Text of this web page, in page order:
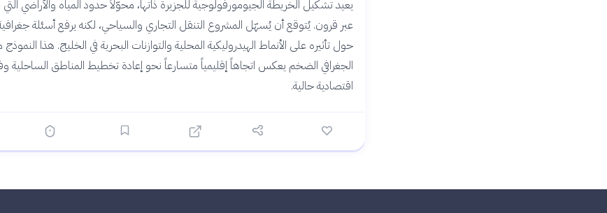
يعيد تشكيل الخريطة الجيومورفولوجية للجزيرة ذاتها، محوّلاً حدود المياه والأراضي
عبر قرون. يُتوقع أن يُسهّل المشروع التنقل التجاري والسياحي، لكنه يرفع أسئلة
حول تأثيره على الأنماط الهيدروليكية المحلية والتوازنات البحرية في الخليج. هذا
الجغرافي الضخم يعكس اتجاهاً إقليمياً متسارعاً نحو إعادة تخطيط المناطق الساحلية
اقتصادية حالية.